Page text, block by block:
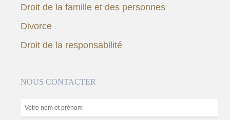
Droit de la famille et des personnes
Divorce
Droit de la responsabilité
NOUS CONTACTER